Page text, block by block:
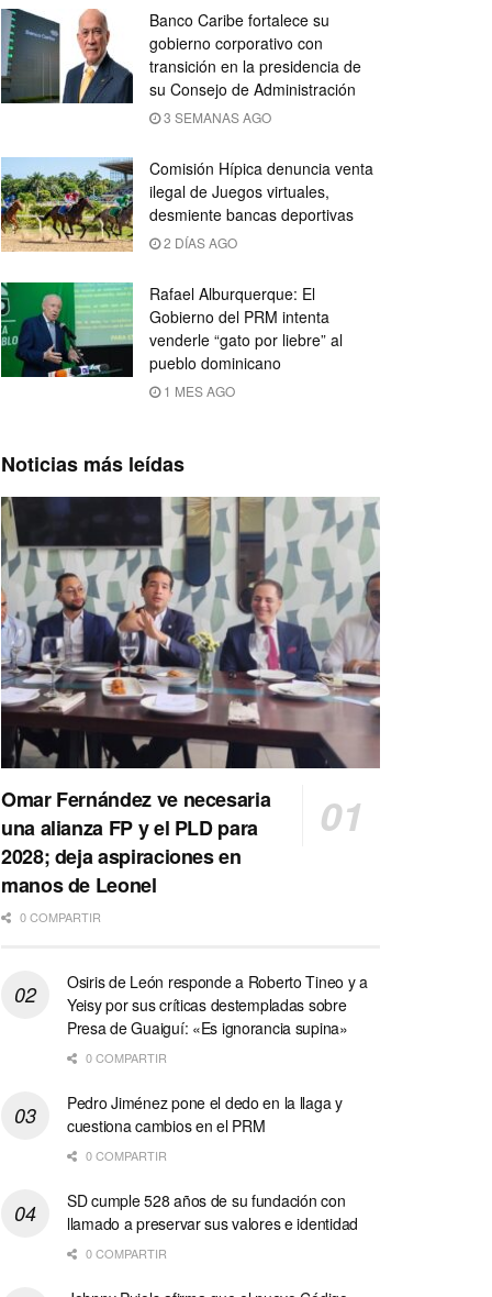
Banco Caribe fortalece su
gobierno corporativo con
transición en la presidencia de
su Consejo de Administración
3 SEMANAS AGO
Comisión Hípica denuncia venta
ilegal de Juegos virtuales,
desmiente bancas deportivas
2 DÍAS AGO
Rafael Alburquerque: El
Gobierno del PRM intenta
venderle “gato por liebre” al
pueblo dominicano
1 MES AGO
Noticias más leídas
Omar Fernández ve necesaria
una alianza FP y el PLD para
2028; deja aspiraciones en
manos de Leonel
0 COMPARTIR
Osiris de León responde a Roberto Tineo y a
Yeisy por sus críticas destempladas sobre
Presa de Guaiguí: «Es ignorancia supina»
0 COMPARTIR
Pedro Jiménez pone el dedo en la llaga y
cuestiona cambios en el PRM
0 COMPARTIR
SD cumple 528 años de su fundación con
llamado a preservar sus valores e identidad
0 COMPARTIR